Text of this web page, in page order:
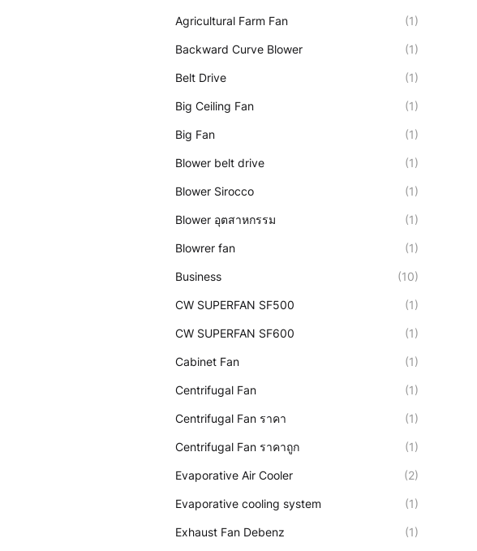
Agricultural Farm Fan (1)
Backward Curve Blower (1)
Belt Drive (1)
Big Ceiling Fan (1)
Big Fan (1)
Blower belt drive (1)
Blower Sirocco (1)
Blower อุตสาหกรรม (1)
Blowrer fan (1)
Business (10)
CW SUPERFAN SF500 (1)
CW SUPERFAN SF600 (1)
Cabinet Fan (1)
Centrifugal Fan (1)
Centrifugal Fan ราคา (1)
Centrifugal Fan ราคาถูก (1)
Evaporative Air Cooler (2)
Evaporative cooling system (1)
Exhaust Fan Debenz (1)